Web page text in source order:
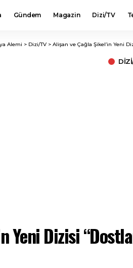
Gündem Magazin Dizi/TV
Alemi > Dizi/TV> Alişan ve Çağla Şikel’in Yeni
Yeni Dizisi